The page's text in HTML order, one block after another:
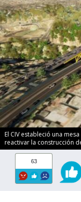
El CIV estableció una
reactivar la construcción
63